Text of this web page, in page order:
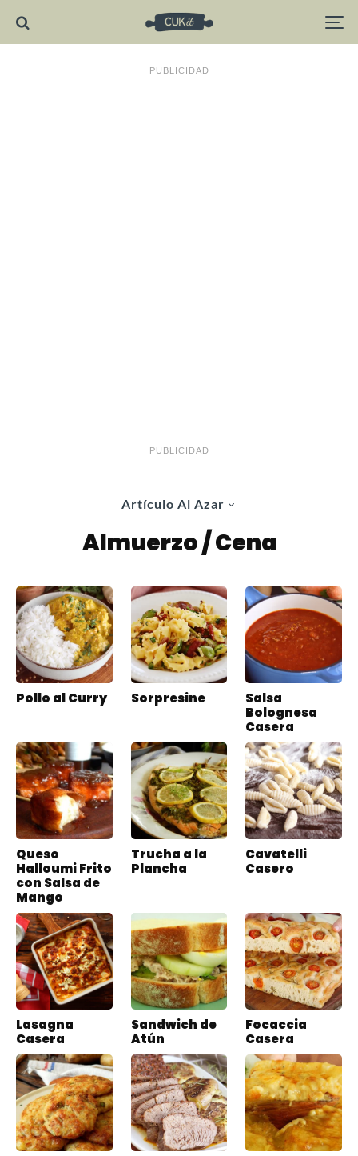
PUBLICIDAD
PUBLICIDAD
Artículo Al Azar
Almuerzo / Cena
Pollo al Curry Sorpresine
Salsa
Bolognesa
Casera
Queso
Halloumi Frito
con Salsa de
Mango
Trucha a la
Plancha
Cavatelli
Casero
Lasagna
Casera
Sandwich de
Atún
Focaccia
Casera